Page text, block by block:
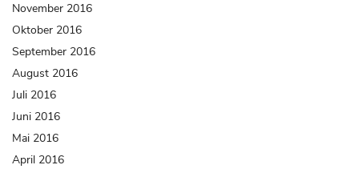
November 2016
Oktober 2016
September 2016
August 2016
Juli 2016
Juni 2016
Mai 2016
April 2016